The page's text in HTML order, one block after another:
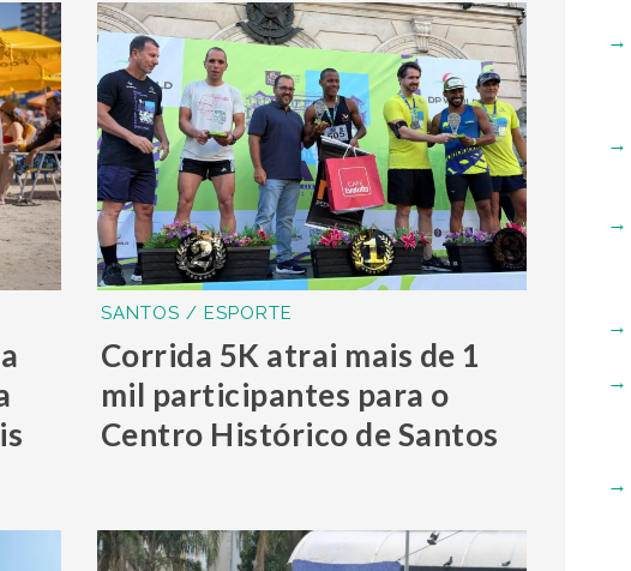
SANTOS / ESPORTE
Corrida 5K atrai mais de 1
mil participantes para o
Centro Histórico de Santos